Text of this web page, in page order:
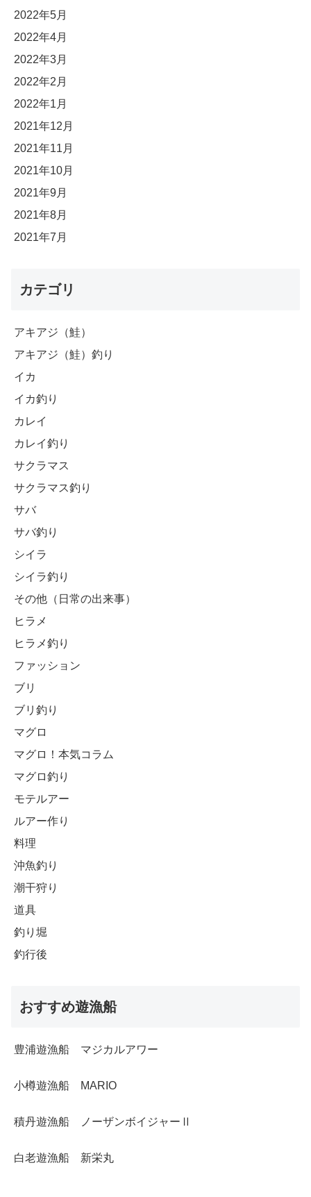
2022年5月
2022年4月
2022年3月
2022年2月
2022年1月
2021年12月
2021年11月
2021年10月
2021年9月
2021年8月
2021年7月
カテゴリ
アキアジ（鮭）
アキアジ（鮭）釣り
イカ
イカ釣り
カレイ
カレイ釣り
サクラマス
サクラマス釣り
サバ
サバ釣り
シイラ
シイラ釣り
その他（日常の出来事）
ヒラメ
ヒラメ釣り
ファッション
ブリ
ブリ釣り
マグロ
マグロ！本気コラム
マグロ釣り
モテルアー
ルアー作り
料理
沖魚釣り
潮干狩り
道具
釣り堀
釣行後
おすすめ遊漁船
豊浦遊漁船 マジカルアワー
小樽遊漁船 MARIO
積丹遊漁船 ノーザンボイジャーⅡ
白老遊漁船 新栄丸